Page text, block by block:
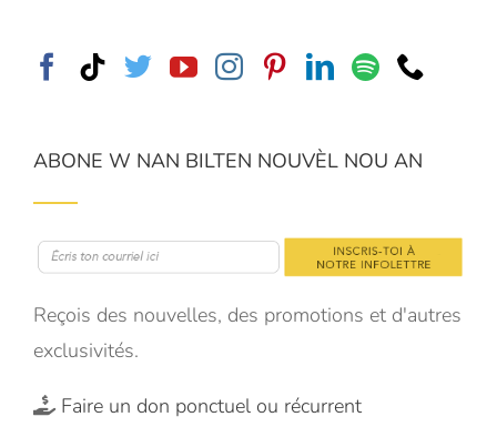
ABONE W NAN BILTEN NOUVÈL NOU AN
Reçois des nouvelles, des promotions et d'autres
exclusivités.
Faire un don ponctuel ou récurrent